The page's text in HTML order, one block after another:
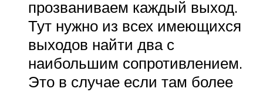
прозваниваем каждый выход.
Тут нужно из всех имеющихся
выходов найти два с
наибольшим сопротивлением.
Это в случае если там более